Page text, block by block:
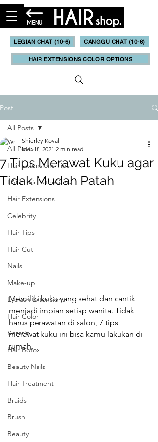
LEGIAN CHAT (10-6) CANGGU CHAT (10-6)
HAIR EXTENSIONS COLOR OPTIONS
Post
All Posts
Hair Extensions Tips
FAQ Hair Extensions
Hair Extensions
Celebrity
Hair Tips
Hair Cut
Nails
Make-up
Eyelash Extensions
Hair Color
Keratin
Hair Botox
Beauty Nails
Hair Treatment
Braids
Brush
Beauty
All Posts
7 Tips Merawat Kuku agar
Tidak Mudah Patah
Shierley Koval
Mar 18, 2021 2 min read
Memiliki kuku yang sehat dan cantik
menjadi impian setiap wanita. Tidak
harus perawatan di salon, 7 tips
merawat kuku ini bisa kamu lakukan di
rumah.